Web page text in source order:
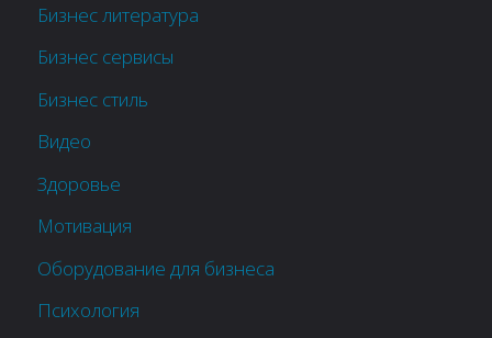
Бизнес литература
Бизнес сервисы
Бизнес стиль
Видео
Здоровье
Мотивация
Оборудование для бизнеса
Психология